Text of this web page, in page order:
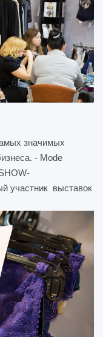
значимых
- Mode
участник выставок